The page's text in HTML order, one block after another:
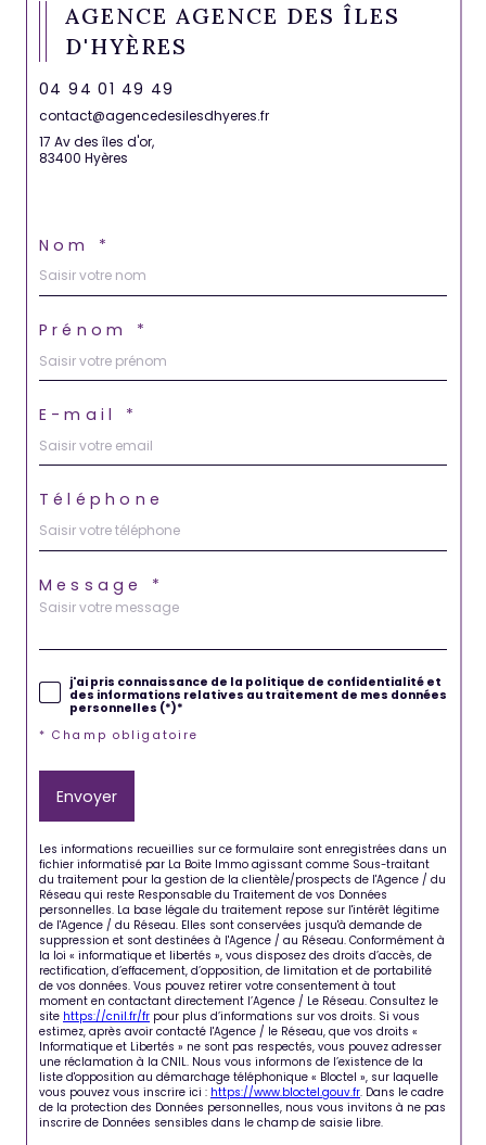
AGENCE AGENCE DES ÎLES
D'HYÈRES
04 94 01 49 49
contact@agencedesilesdhyeres.fr
17 Av des îles d'or,
83400 Hyères
Nom *
Prénom *
E-mail *
Téléphone
Message *
j'ai pris connaissance de la politique de confidentialité et
des informations relatives au traitement de mes données
personnelles (*)*
* Champ obligatoire
Envoyer
Les informations recueillies sur ce formulaire sont enregistrées dans un
fichier informatisé par La Boite Immo agissant comme Sous-traitant
du traitement pour la gestion de la clientèle/prospects de l'Agence / du
Réseau qui reste Responsable du Traitement de vos Données
personnelles. La base légale du traitement repose sur l'intérêt légitime
de l'Agence / du Réseau. Elles sont conservées jusqu'à demande de
suppression et sont destinées à l'Agence / au Réseau. Conformément à
la loi « informatique et libertés », vous disposez des droits d’accès, de
rectification, d’effacement, d’opposition, de limitation et de portabilité
de vos données. Vous pouvez retirer votre consentement à tout
moment en contactant directement l’Agence / Le Réseau. Consultez le
site https://cnil.fr/fr pour plus d’informations sur vos droits. Si vous
estimez, après avoir contacté l'Agence / le Réseau, que vos droits «
Informatique et Libertés » ne sont pas respectés, vous pouvez adresser
une réclamation à la CNIL. Nous vous informons de l’existence de la
liste d'opposition au démarchage téléphonique « Bloctel », sur laquelle
vous pouvez vous inscrire ici : https://www.bloctel.gouv.fr. Dans le cadre
de la protection des Données personnelles, nous vous invitons à ne pas
inscrire de Données sensibles dans le champ de saisie libre.